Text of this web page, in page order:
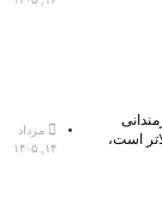
است،
مرداد
۱۴, ۱۴۰۵